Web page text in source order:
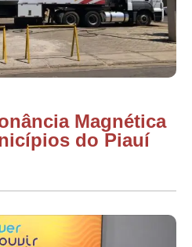
Magnética
do Piauí